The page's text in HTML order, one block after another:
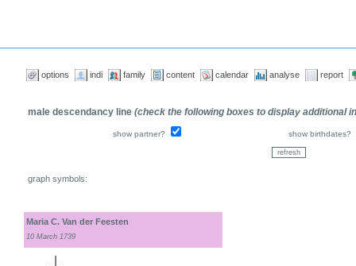
options indi family content calendar analyse report
male descendancy line (check the following boxes to display additional
show partner? show birthdates?
graph symbols:
Maria C. Van der Feesten
10 March 1739